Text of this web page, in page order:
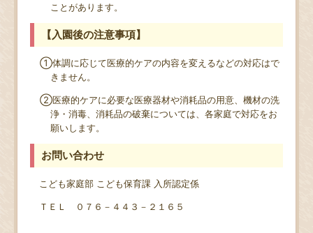
ことがあります。
【入園後の注意事項】
①体調に応じて医療的ケアの内容を変えるなどの対応はで
きません。
②医療的ケアに必要な医療器材や消耗品の用意、機材の洗
浄・消毒、消耗品の破棄については、各家庭で対応をお
願いします。
お問い合わせ
こども家庭部 こども保育課 入所認定係
ＴＥＬ ０７６－４４３－２１６５